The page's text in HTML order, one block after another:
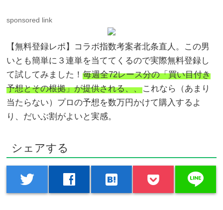
sponsored link
【無料登録レポ】コラボ指数考案者北条直人。この男
いとも簡単に３連単を当ててくるので実際無料登録し
て試してみました！毎週全72レース分の「買い目付き
予想とその根拠」が提供される、、これなら（あまり
当たらない）プロの予想を数万円かけて購入するよ
り、だいぶ割がよいと実感。
シェアする
twitter facebook hatenabookmark line